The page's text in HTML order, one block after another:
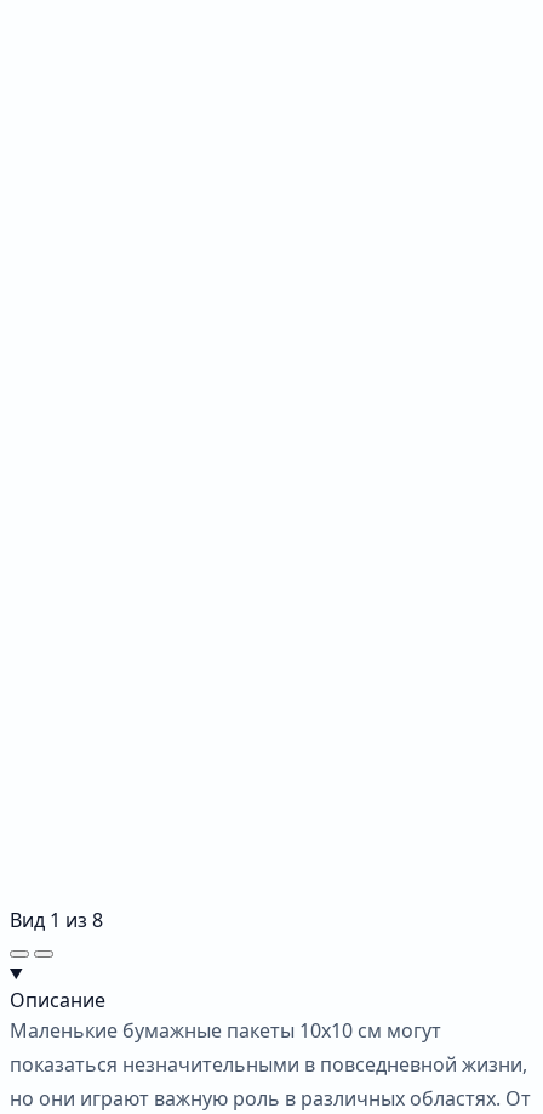
Вид 1 из 8
Описание
Маленькие бумажные пакеты 10х10 см могут
показаться незначительными в повседневной жизни,
но они играют важную роль в различных областях. От